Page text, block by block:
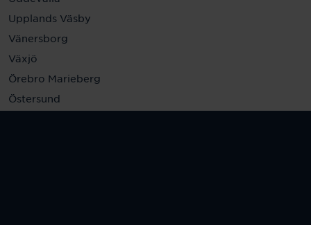
Upplands Väsby
Vänersborg
Växjö
Örebro Marieberg
Östersund